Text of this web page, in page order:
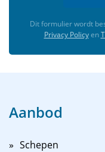
Dit formulier wordt
Privacy Policyen
Aanbod
Schepen